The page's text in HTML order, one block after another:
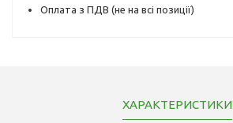
Оплата з ПДВ (не на всі позиції)
ХАРАКТЕРИСТИКИ